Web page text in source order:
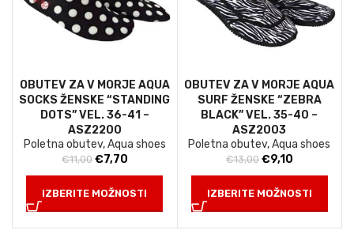
OBUTEV ZA V MORJE AQUA
SOCKS ŽENSKE “STANDING
DOTS” VEL. 36-41 –
ASZ2200
Poletna obutev,Aqua shoes
€11,00 Izvirna
cena
je
€7,70Trenutna
cena
je:
IZBERITE MOŽNOSTI
OBUTEV ZA V MORJE AQUA
SURF ŽENSKE “ZEBRA
BLACK” VEL. 35-40 –
ASZ2003
Poletna obutev,Aqua shoes
€13,00 Izvirna
cena
je
€9,10Trenutna
cena
je:
IZBERITE MOŽNOSTI